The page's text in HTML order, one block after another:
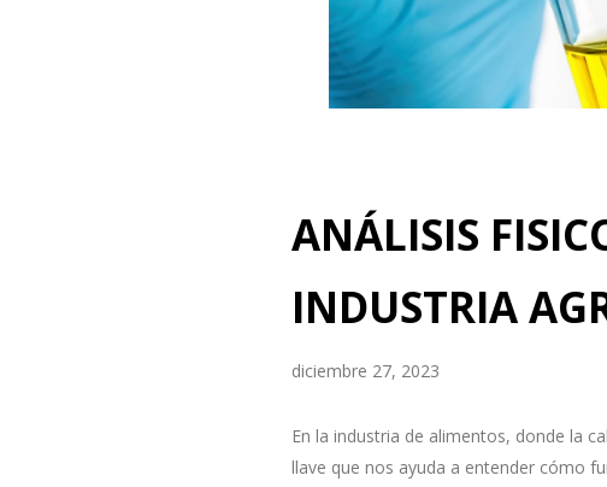
ANÁLISIS
INDUSTRIA
diciembre 27, 2023
En la industria de alimentos, donde la
llave que nos ayuda a entender cómo